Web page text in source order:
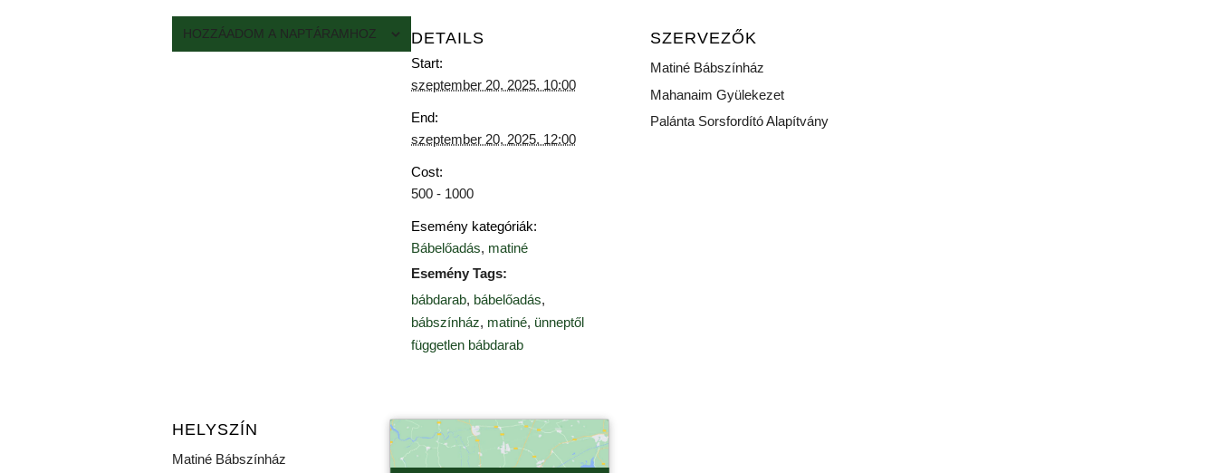
HOZZÁADOM A NAPTÁRAMHOZ DETAILS
Start:
szeptember 20, 2025. 10:00
End:
szeptember 20, 2025. 12:00
Cost:
500 - 1000
Esemény kategóriák:
Bábelőadás, matiné
Esemény Tags:
bábdarab, bábelőadás,
bábszínház, matiné, ünneptől
független bábdarab
SZERVEZŐK
Matiné Bábszínház
Mahanaim Gyülekezet
Palánta Sorsfordító Alapítvány
HELYSZÍN
Matiné Bábszínház